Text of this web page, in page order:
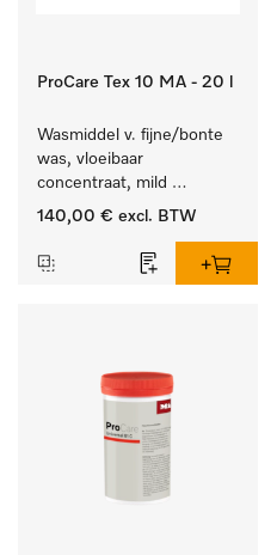
ProCare Tex 10 MA - 20 l
Wasmiddel v. fijne/bonte
was, vloeibaar
concentraat, mild
alkalisch, 20 l voor het
en gevoelig textiel.
140,00 € excl. BTW